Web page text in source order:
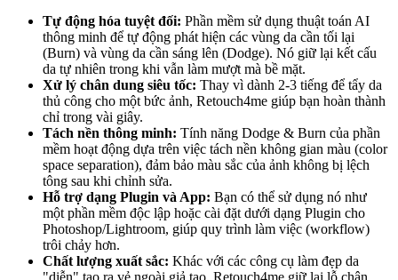
Tự động hóa tuyệt đối: Phần mềm sử dụng thuật toán AI
thông minh để tự động phát hiện các vùng da cần tối lại
(Burn) và vùng da cần sáng lên (Dodge). Nó giữ lại kết cấu
da tự nhiên trong khi vẫn làm mượt mà bề mặt.
Xử lý chân dung siêu tốc: Thay vì dành 2-3 tiếng để tẩy da
thủ công cho một bức ảnh, Retouch4me giúp bạn hoàn thành
chỉ trong vài giây.
Tách nền thông minh: Tính năng Dodge & Burn của phần
mềm hoạt động dựa trên việc tách nền không gian màu (color
space separation), đảm bảo màu sắc của ảnh không bị lệch
tông sau khi chỉnh sửa.
Hỗ trợ dạng Plugin và App: Bạn có thể sử dụng nó như
một phần mềm độc lập hoặc cài đặt dưới dạng Plugin cho
Photoshop/Lightroom, giúp quy trình làm việc (workflow)
trôi chảy hơn.
Chất lượng xuất sắc: Khác với các công cụ làm đẹp da